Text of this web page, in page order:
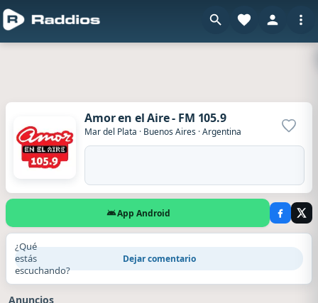
Amor en el Aire - FM 105.9
Mar del Plata · Buenos Aires ·Argentina
App Android
¿Qué
estás
escuchando?
Dejar comentario
Anuncios